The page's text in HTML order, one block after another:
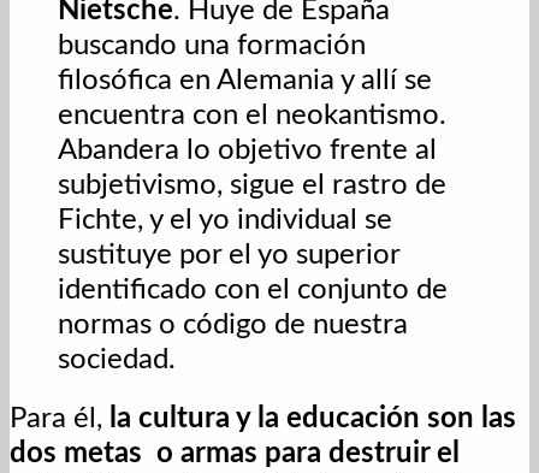
Nietsche. Huye de España
buscando una formación
filosófica en Alemania y allí se
encuentra con el neokantismo.
Abandera lo objetivo frente al
subjetivismo, sigue el rastro de
Fichte, y el yo individual se
sustituye por el yo superior
identificado con el conjunto de
normas o código de nuestra
sociedad.
Para él, la cultura y la educación son las
dos metas o armas para destruir el